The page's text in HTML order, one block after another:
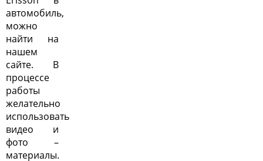
автомобиль,
можно
найти на
нашем
сайте. В
процессе
работы
желательно
использовать
видео и
фото –
материалы.